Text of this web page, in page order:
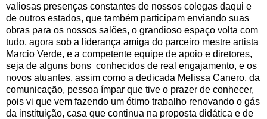
valiosas presenças constantes de nossos colegas daqui e
de outros estados, que também participam enviando suas
obras para os nossos salões, o grandioso espaço volta com
tudo, agora sob a liderança amiga do parceiro mestre artista
Marcio Verde, e a competente equipe de apoio e diretores,
seja de alguns bons conhecidos de real engajamento, e os
novos atuantes, assim como a dedicada Melissa Canero, da
comunicação, pessoa ímpar que tive o prazer de conhecer,
pois vi que vem fazendo um ótimo trabalho renovando o gás
da instituição, casa que continua na proposta didática e de